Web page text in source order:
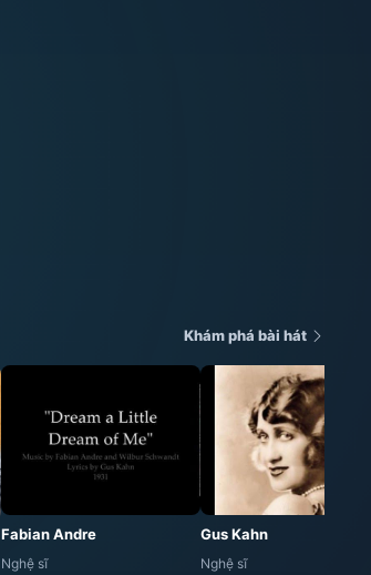
Khám phá bài hát
Fabian Andre
Nghệ sĩ
Gus Kahn
Nghệ sĩ